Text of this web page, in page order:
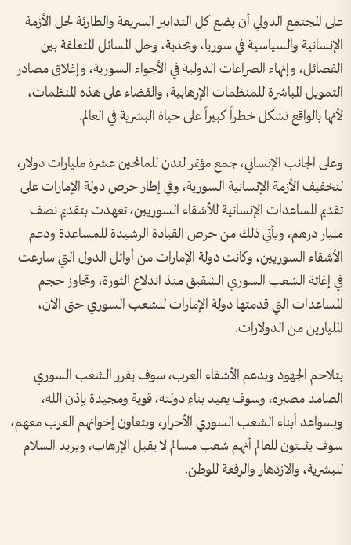
على المجتمع الدولي أن يضع كل التدابير السريعة والطارئة لحل الأزمة
الإنسانية والسياسية في سوريا، وبجدية، وحل المسائل المتعلقة بين
الفصائل، وإنهاء الصراعات الدولية في الأجواء السورية، وإغلاق مصادر
التمويل المباشرة للمنظمات الإرهابية، والقضاء على هذه المنظمات،
لأنها بالواقع تشكل خطراً كبيراً على حياة البشرية في العالم.
وعلى الجانب الإنساني، جمع مؤتمر لندن للمانحين عشرة مليارات دولار،
لتخفيف الأزمة الإنسانية السورية، وفي إطار حرص دولة الإمارات على
تقديم المساعدات الإنسانية للأشقاء السوريين، تعهدت بتقديم نصف
مليار درهم، ويأتي ذلك من حرص القيادة الرشيدة للمساعدة ودعم
الأشقاء السوريين، وكانت دولة الإمارات من أوائل الدول التي سارعت
في إغاثة الشعب السوري الشقيق منذ اندلاع الثورة، وتجاوز حجم
المساعدات التي قدمتها دولة الإمارات للشعب السوري حتى الآن،
المليارين من الدولارات.
بتلاحم الجهود وبدعم الأشقاء العرب، سوف يقرر الشعب السوري
الصامد مصيره، وسوف يعيد بناء دولته، قوية ومجيدة بإذن الله،
وبسواعد أبناء الشعب السوري الأحرار، وبتعاون إخوانهم العرب معهم،
سوف يثبتون للعالم أنهم شعب مسالم لا يقبل الإرهاب، ويريد السلام
للبشرية، والازدهار والرفعة للوطن.